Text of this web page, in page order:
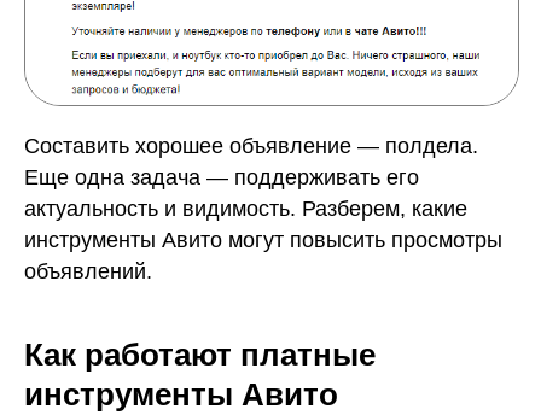
Составить хорошее объявление — полдела.
Еще одна задача — поддерживать его
актуальность и видимость. Разберем, какие
инструменты Авито могут повысить просмотры
объявлений.
Как работают платные
инструменты Авито